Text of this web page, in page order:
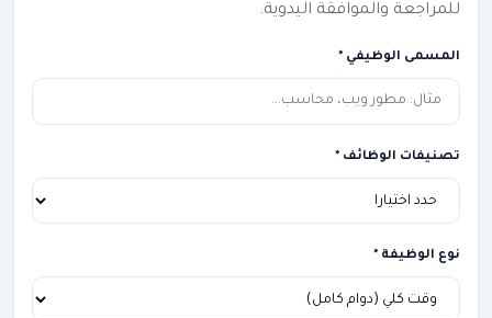
للمراجعة والموافقة اليدوية.
المسمى الوظيفي *
تصنيفات الوظائف *
نوع الوظيفة *